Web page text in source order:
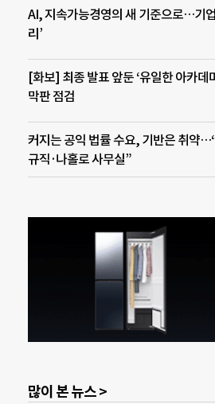
AI, 지속가능경영의 새 기준으로…기
리’
[화보] 최종 발표 앞둔 ‘유일한 아카데
막판 점검
커지는 공익 법률 수요, 기반은 취약
규직·나홀로 사무실”
많이 본 뉴스 >